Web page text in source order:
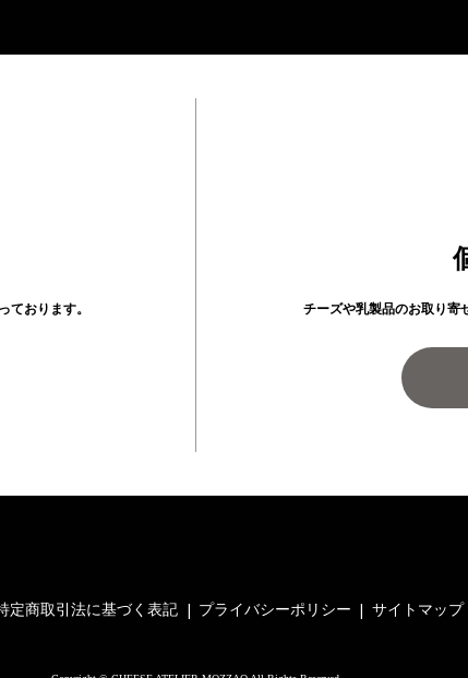
ております。 チーズや乳製品のお取り寄
定商取引法に基づく表記 プライバシーポリシー サイトマップ